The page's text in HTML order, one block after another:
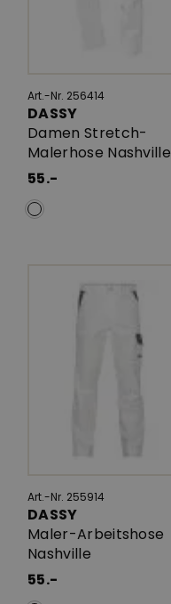
Art.-Nr. 256414
DASSY
Damen Stretch-
Malerhose Nashville
55.-
Art.-Nr. 255914
DASSY
Maler-Arbeitshose
Nashville
55.-